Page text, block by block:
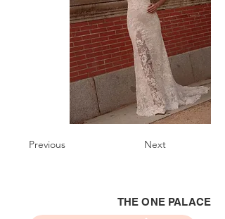
Previous Next
THE ONE PALACE